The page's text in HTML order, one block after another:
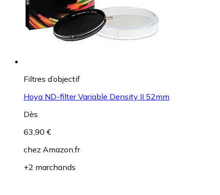
Filtres d’objectif
Hoya ND-filter Variable Density II 52mm
Dès
63,90 €
chez Amazon.fr
+2 marchands